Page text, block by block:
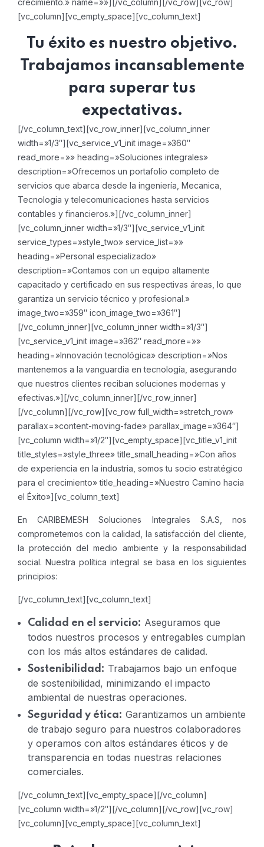
[vc_column][vc_empty_space][vc_column_text]
Tu éxito es nuestro objetivo.
Trabajamos incansablemente
para superar tus
expectativas.
[/vc_column_text][vc_row_inner][vc_column_inner
width=»1/3″][vc_service_v1_init image=»360″
read_more=»» heading=»Soluciones integrales»
description=»Ofrecemos un portafolio completo de
servicios que abarca desde la ingeniería, Mecanica,
Tecnologia y telecomunicaciones hasta servicios
contables y financieros.»][/vc_column_inner]
[vc_column_inner width=»1/3″][vc_service_v1_init
service_types=»style_two» service_list=»»
heading=»Personal especializado»
description=»Contamos con un equipo altamente
capacitado y certificado en sus respectivas áreas, lo que
garantiza un servicio técnico y profesional.»
image_two=»359″ icon_image_two=»361″]
[/vc_column_inner][vc_column_inner width=»1/3″]
[vc_service_v1_init image=»362″ read_more=»»
heading=»Innovación tecnológica» description=»Nos
mantenemos a la vanguardia en tecnología, asegurando
que nuestros clientes reciban soluciones modernas y
efectivas.»][/vc_column_inner][/vc_row_inner]
[/vc_column][/vc_row][vc_row full_width=»stretch_row»
parallax=»content-moving-fade» parallax_image=»364″]
[vc_column width=»1/2″][vc_empty_space][vc_title_v1_init
title_styles=»style_three» title_small_heading=»Con años
de experiencia en la industria, somos tu socio estratégico
para el crecimiento» title_heading=»Nuestro Camino hacia
el Éxito»][vc_column_text]
En CARIBEMESH Soluciones Integrales S.A.S, nos
comprometemos con la calidad, la satisfacción del cliente,
la protección del medio ambiente y la responsabilidad
social. Nuestra política integral se basa en los siguientes
principios:
[/vc_column_text][vc_column_text]
Calidad en el servicio: Aseguramos que
todos nuestros procesos y entregables cumplan
con los más altos estándares de calidad.
Sostenibilidad: Trabajamos bajo un enfoque
de sostenibilidad, minimizando el impacto
ambiental de nuestras operaciones.
Seguridad y ética: Garantizamos un ambiente
de trabajo seguro para nuestros colaboradores
y operamos con altos estándares éticos y de
transparencia en todas nuestras relaciones
comerciales.
[/vc_column_text][vc_empty_space][/vc_column]
[vc_column width=»1/2″][/vc_column][/vc_row][vc_row]
[vc_column][vc_empty_space][vc_column_text]